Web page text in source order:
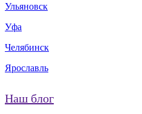
Ульяновск
Уфа
Челябинск
Ярославль
Наш блог